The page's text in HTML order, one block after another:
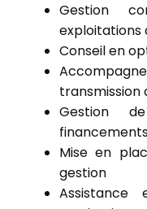
Gestion
exploitations
Conseil en
transmission
Gestion
Mise en
gestion